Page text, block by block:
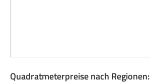
Quadratmeterpreise nach Regionen: